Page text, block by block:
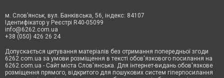
м. Слов’янськ, вул. Банківська, 56, індекс: 84107
Ідентифікатор у Реєстрі R40-05099
info@6262.com.ua
+38 (050) 426 26 24
Допускається цитування матеріалів без отримання попередньої згоди
6262.com.ua за умови розміщення в тексті обов'язкового посилання на
6262.com.ua - Сайт міста Слов'янська. Для інтернет-видань обов'язкове
розміщення прямого, відкритого для пошукових систем гіперпосилання